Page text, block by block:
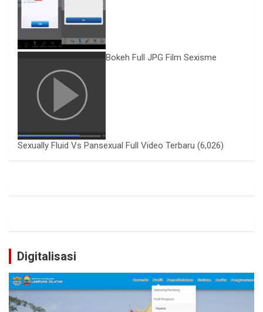
Bokeh Full JPG Film Sexisme
Sexually Fluid Vs Pansexual Full Video Terbaru (6,026)
Digitalisasi